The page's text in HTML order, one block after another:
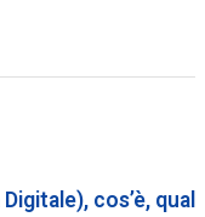
cos’è, qual